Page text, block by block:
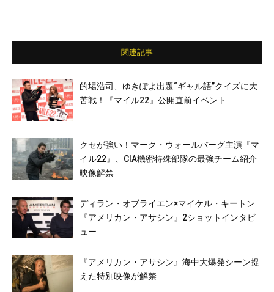
関連記事
的場浩司、ゆきぽよ出題“ギャル語”クイズに大
苦戦！『マイル22』公開直前イベント
クセが強い！マーク・ウォールバーグ主演『マ
イル22』、CIA機密特殊部隊の最強チーム紹介
映像解禁
ディラン・オブライエン×マイケル・キートン
『アメリカン・アサシン』2ショットインタビ
ュー
『アメリカン・アサシン』海中大爆発シーン捉
えた特別映像が解禁